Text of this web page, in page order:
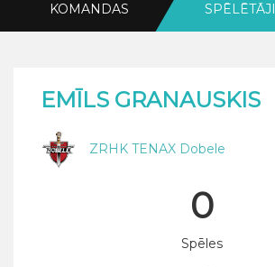
KOMANDAS SPĒLĒTĀJI
EMĪLS GRANAUSKIS
ZRHK TENAX Dobele
0
Spēles